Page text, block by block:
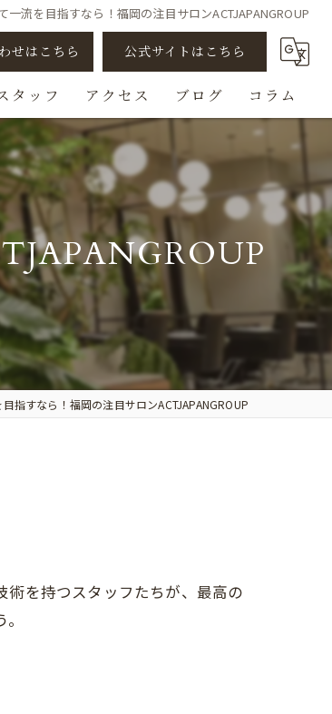
一流を目指すなら！福岡の注目サロンACTJAPANGROUP
せはこちら 公式サイトはこちら
タッフ
アシスタント
スタイリスト
ビューティスト
スパニスト
チェンジ/転職
アクセス ブログ コラム
指すなら！福岡の注目サロンACTJAPANGROUP
術を持つスタッフたちが、最高の